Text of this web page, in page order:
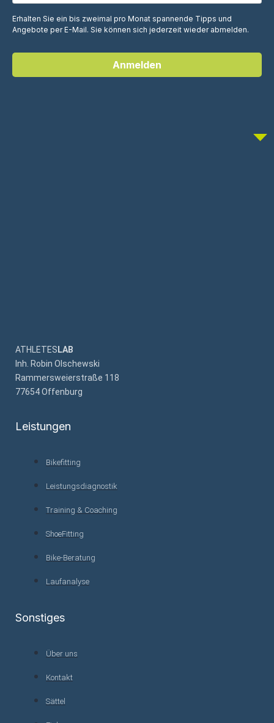
Erhalten Sie ein bis zweimal pro Monat spannende Tipps und
Angebote per E-Mail. Sie können sich jederzeit wieder abmelden.
Anmelden
ATHLETES LAB
Inh. Robin Olschewski
Rammersweierstraße 118
77654 Offenburg
Leistungen
Bikefitting
Leistungsdiagnostik
Training & Coaching
ShoeFitting
Bike-Beratung
Laufanalyse
Sonstiges
Über uns
Kontakt
Sättel